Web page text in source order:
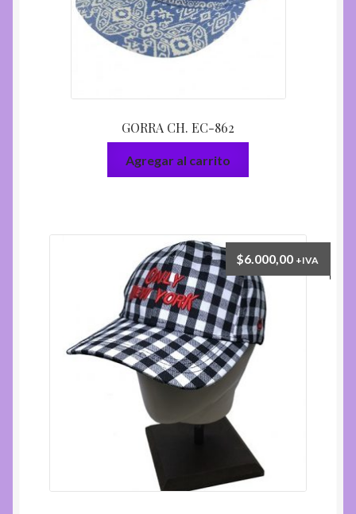
GORRA CH. EC-862
Agregar al carrito
$6.000,00 +IVA